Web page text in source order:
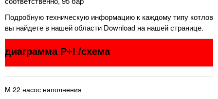
Подробную техническую информацию к каждому типу котлов
вы найдете в нашей области Download на нашей странице.
диаграмма P+I /схема
M 22 насос наполнения